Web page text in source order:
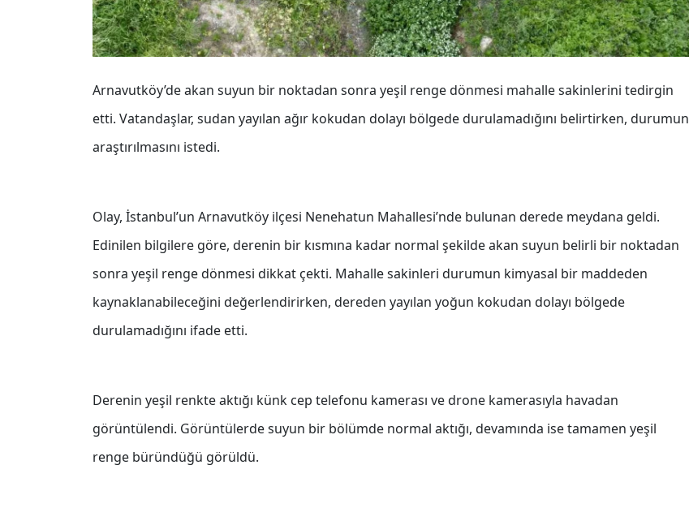
Arnavutköy’de akan suyun bir noktadan sonra yeşil renge dönmesi mahalle sakinlerini tedirgin
etti. Vatandaşlar, sudan yayılan ağır kokudan dolayı bölgede durulamadığını belirtirken, durumun
araştırılmasını istedi.
Olay, İstanbul’un Arnavutköy ilçesi Nenehatun Mahallesi’nde bulunan derede meydana geldi.
Edinilen bilgilere göre, derenin bir kısmına kadar normal şekilde akan suyun belirli bir noktadan
sonra yeşil renge dönmesi dikkat çekti. Mahalle sakinleri durumun kimyasal bir maddeden
kaynaklanabileceğini değerlendirirken, dereden yayılan yoğun kokudan dolayı bölgede
durulamadığını ifade etti.
Derenin yeşil renkte aktığı künk cep telefonu kamerası ve drone kamerasıyla havadan
görüntülendi. Görüntülerde suyun bir bölümde normal aktığı, devamında ise tamamen yeşil
renge büründüğü görüldü.